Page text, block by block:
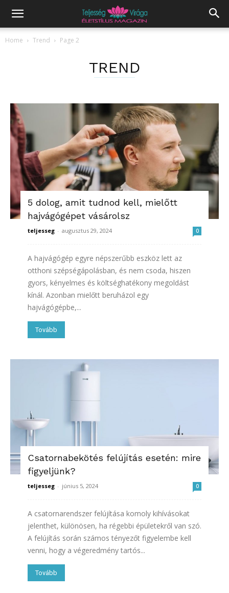
Home Trend Page 2
TREND
5 dolog, amit tudnod kell, mielőtt
hajvágógépet vásárolsz
teljesseg - augusztus 29, 2024 0
A hajvágógép egyre népszerűbb eszköz lett az
otthoni szépségápolásban, és nem csoda, hiszen
gyors, kényelmes és költséghatékony megoldást
kínál. Azonban mielőtt beruházol egy
hajvágógépbe,...
Tovább
Csatornabekötés felújítás esetén: mire
figyeljünk?
teljesseg - június 5, 2024 0
A csatornarendszer felújítása komoly kihívásokat
jelenthet, különösen, ha régebbi épületekről van szó.
A felújítás során számos tényezőt figyelembe kell
venni, hogy a végeredmény tartós...
Tovább